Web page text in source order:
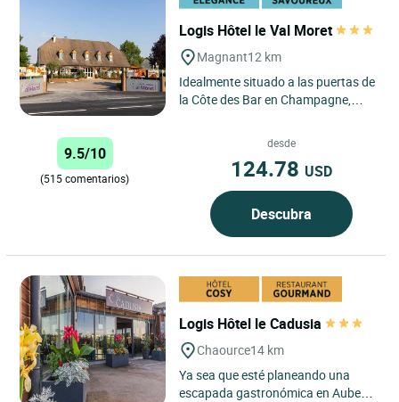
Logis Hôtel le Val Moret
Magnant12 km
Idealmente situado a las puertas de
la Côte des Bar en Champagne,
500 m de la salida...
9.5/10
(515 comentarios)
desde
124.78 USD
Descubra
Logis Hôtel le Cadusia
Chaource14 km
Ya sea que esté planeando una
escapada gastronómica en Aube